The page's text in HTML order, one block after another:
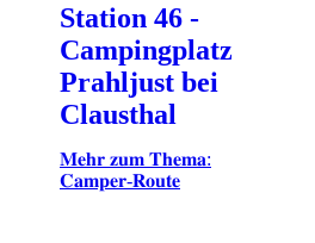
Station 46 -
Campingplatz
Prahljust bei
Clausthal
𝐌𝐞𝐡𝐫 𝐳𝐮𝐦 𝐓𝐡𝐞𝐦𝐚:
𝐂𝐚𝐦𝐩𝐞𝐫-𝐑𝐨𝐮𝐭𝐞